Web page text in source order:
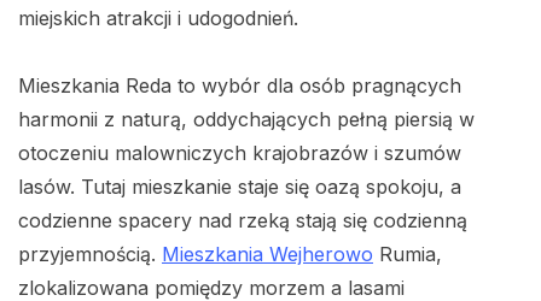
miejskich atrakcji i udogodnień.
Mieszkania Reda to wybór dla osób pragnących
harmonii z naturą, oddychających pełną piersią w
otoczeniu malowniczych krajobrazów i szumów
lasów. Tutaj mieszkanie staje się oazą spokoju, a
codzienne spacery nad rzeką stają się codzienną
przyjemnością. Mieszkania Wejherowo Rumia,
zlokalizowana pomiędzy morzem a lasami